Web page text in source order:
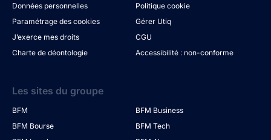
Données personnelles
Politique cookie
Paramétrage des cookies
Gérer Utiq
J’exerce mes droits
CGU
Charte de déontologie
Accessibilité : non-conforme
Les sites du groupe
BFM
BFM Business
BFM Bourse
BFM Tech